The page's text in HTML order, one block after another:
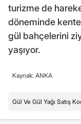
turizme de
döneminde
gül bahçelerini
yaşıyor.
Kaynak: ANKA
Gül Ve Gül Yağı Satış